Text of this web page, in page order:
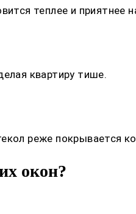
теплее и приятнее
квартиру тише.
реже покрывается
окон?